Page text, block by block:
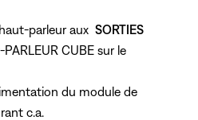
parleur aux SORTIES
CUBE sur le
du module de
c.a.